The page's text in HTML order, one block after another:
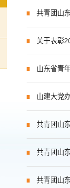
共青团山
关于表彰
山东省青
山建大党
共青团山
共青团山
共青团山